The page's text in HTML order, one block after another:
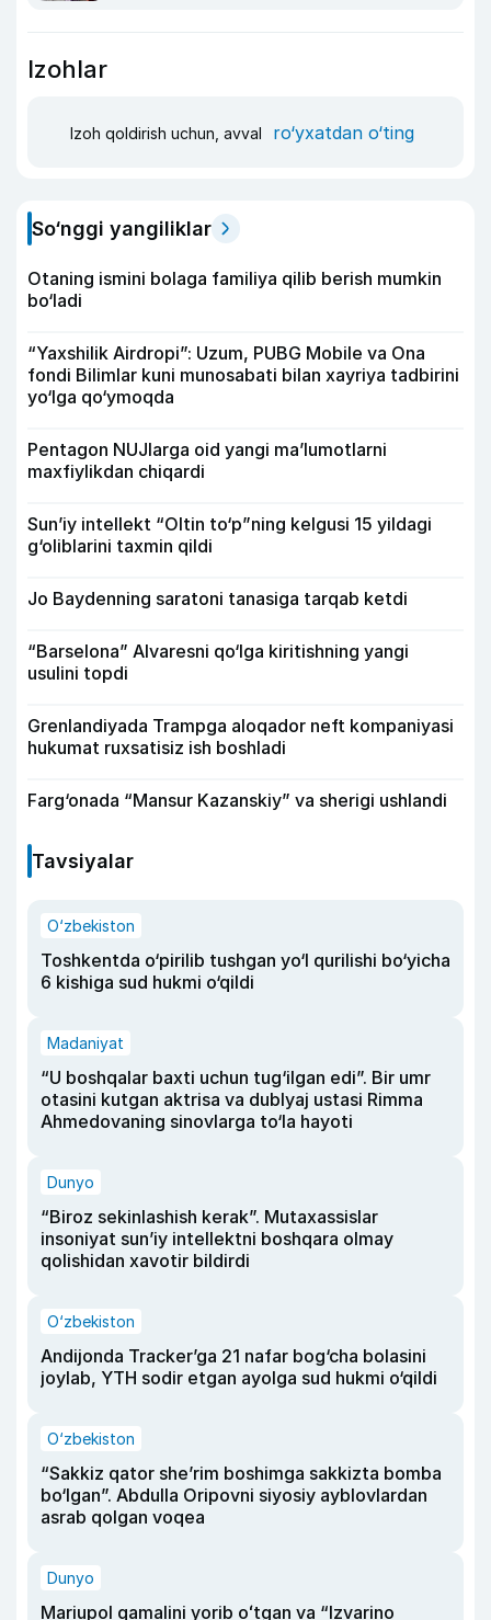
Izohlar
Izoh qoldirish uchun, avval ro‘yxatdan o‘ting
So‘nggi yangiliklar
Otaning ismini bolaga familiya qilib berish mumkin
bo‘ladi
“Yaxshilik Airdropi”: Uzum, PUBG Mobile va Ona
fondi Bilimlar kuni munosabati bilan xayriya tadbirini
yo‘lga qo‘ymoqda
Pentagon NUJlarga oid yangi maʼlumotlarni
maxfiylikdan chiqardi
Sun’iy intellekt “Oltin to‘p”ning kelgusi 15 yildagi
g‘oliblarini taxmin qildi
Jo Baydenning saratoni tanasiga tarqab ketdi
“Barselona” Alvaresni qo‘lga kiritishning yangi
usulini topdi
Grenlandiyada Trampga aloqador neft kompaniyasi
hukumat ruxsatisiz ish boshladi
Farg‘onada “Mansur Kazanskiy” va sherigi ushlandi
Tavsiyalar
O‘zbekiston
Toshkentda o‘pirilib tushgan yo‘l qurilishi bo‘yicha
6 kishiga sud hukmi o‘qildi
Madaniyat
“U boshqalar baxti uchun tug‘ilgan edi”. Bir umr
otasini kutgan aktrisa va dublyaj ustasi Rimma
Ahmedovaning sinovlarga to‘la hayoti
Dunyo
“Biroz sekinlashish kerak”. Mutaxassislar
insoniyat sun’iy intellektni boshqara olmay
qolishidan xavotir bildirdi
O‘zbekiston
Andijonda Tracker’ga 21 nafar bog‘cha bolasini
joylab, YTH sodir etgan ayolga sud hukmi o‘qildi
O‘zbekiston
“Sakkiz qator she’rim boshimga sakkizta bomba
bo‘lgan”. Abdulla Oripovni siyosiy ayblovlardan
asrab qolgan voqea
Dunyo
Mariupol qamalini yorib oʻtgan va “Izvarino